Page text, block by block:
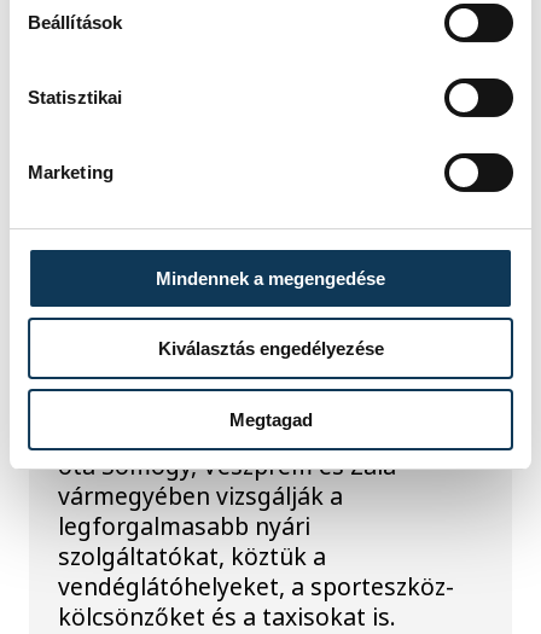
Beállítások
Statisztikai
Marketing
Mindennek a megengedése
Kiválasztás engedélyezése
Megtagad
Ideiglenes
Jókai utcában
KÖZÉRDEKŰ
Rengeteg
szabálytalanságot talált
a NAV a Balatonnál
A Nemzeti Adó- és Vámhivatal nyári
ellenőrzéssorozatában július
óta Somogy, Veszprém és Zala
vármegyében vizsgálják a
legforgalmasabb nyári
szolgáltatókat, köztük a
vendéglátóhelyeket, a sporteszköz-
kölcsönzőket és a taxisokat is.